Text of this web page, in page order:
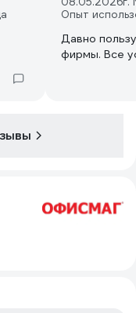
Опыт
Давно
фирмы. Все